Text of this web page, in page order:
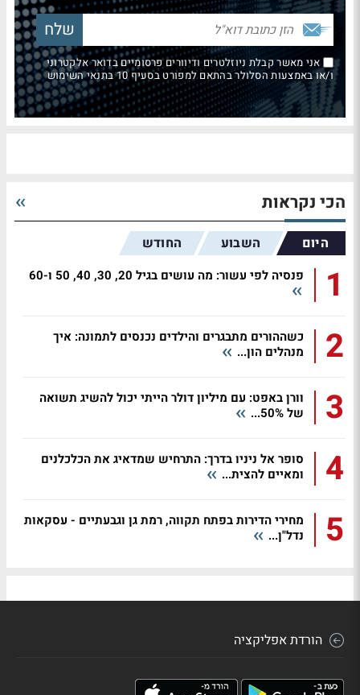
אני מאשר קבלת ניוזלטרים ודיוורים פרסומיים בדואר אלקטרוני
ו/או באמצעות הסלולר בהתאם למפורט בסעיף 10 בתנאי השימוש
הכי נקראות
היום השבוע החודש
1 פנסיה לפי עשור: מה עושים בגיל 20, 30, 40, 50 ו-60
2
כשההורים מתבגרים והילדים נכנסים לתמונה: איך
מנהלים הון...
3
וורן באפט: עם מיליון דולר הייתי יכול להשיג תשואה
של 50%...
4
סופר אל ניניו בדרך: התרחיש שמדאיג את הכלכלנים
ומאיים להצית...
5
מחירי הדירות בפתח תקווה, רמת גן וגבעתיים - עסקאות
נדל"ן...
הורדת אפליקציה